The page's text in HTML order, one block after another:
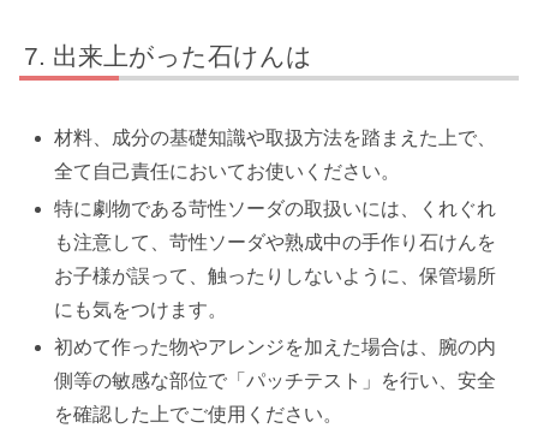
出来上がった石けんは
材料、成分の基礎知識や取扱方法を踏まえた上で、
全て自己責任においてお使いください。
特に劇物である苛性ソーダの取扱いには、くれぐれ
も注意して、苛性ソーダや熟成中の手作り石けんを
お子様が誤って、触ったりしないように、保管場所
にも気をつけます。
初めて作った物やアレンジを加えた場合は、腕の内
側等の敏感な部位で「パッチテスト」を行い、安全
を確認した上でご使用ください。